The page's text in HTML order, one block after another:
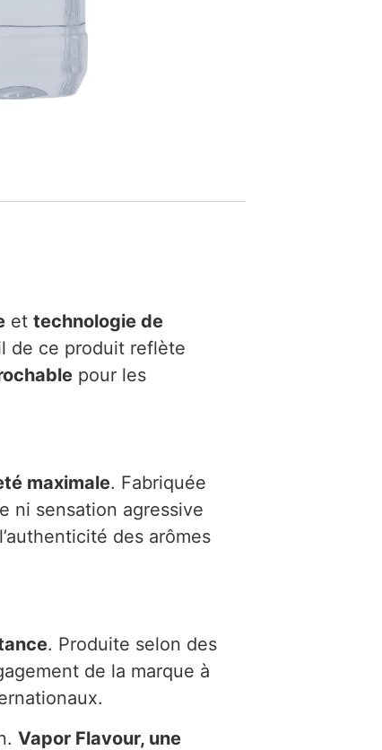
et technologie de
de ce produit reflète
pour les
maximale. Fabriquée
ni sensation agressive
des arômes
. Produite selon des
de la marque à
Vapor Flavour, une